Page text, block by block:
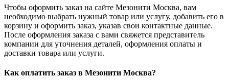
Чтобы оформить заказ на сайте Мезонити Москва, вам
необходимо выбрать нужный товар или услугу, добавить его в
корзину и оформить заказ, указав свои контактные данные.
После оформления заказа с вами свяжется представитель
компании для уточнения деталей, оформления оплаты и
доставки товара или услуги.
Как оплатить заказ в Мезонити Москва?